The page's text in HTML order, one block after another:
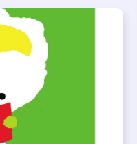
LECTURE INDIVIDUALISÉE